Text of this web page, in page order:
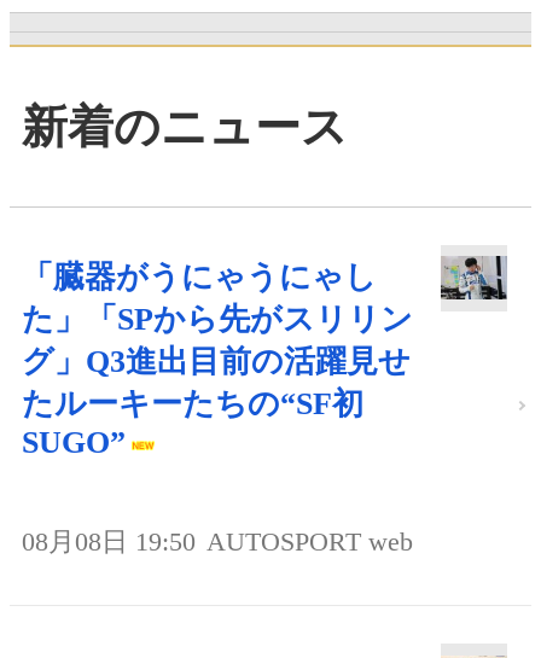
新着のニュース
「臓器がうにゃうにゃし
た」「SPから先がスリリン
グ」Q3進出目前の活躍見せ
たルーキーたちの“SF初
SUGO”
08月08日 19:50 AUTOSPORT web